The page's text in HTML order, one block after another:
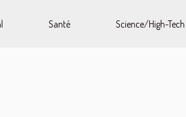
Santé Science/High-Tech